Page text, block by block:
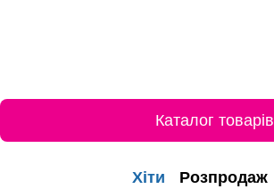
Каталог товарів
Хіти Розпродаж